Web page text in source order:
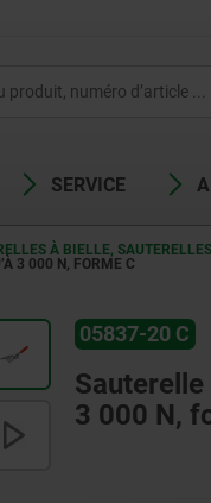
SERVICE
À BIELLE,
3 000 N, FORME C
05837-20 C
3 000 N,